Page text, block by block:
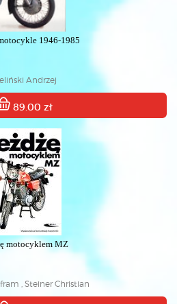
1946-1985
Andrzej
89.00 zł
motocyklem MZ
, Steiner Christian